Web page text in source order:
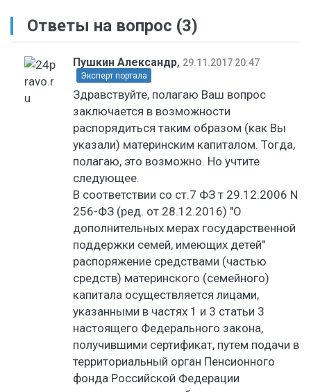
Ответы на вопрос (3)
Пушкин Александр, 29.11.2017 20:47
Эксперт портала
Здравствуйте, полагаю Ваш вопрос
заключается в возможности
распорядиться таким образом (как Вы
указали) материнским капиталом. Тогда,
полагаю, это возможно. Но учтите
следующее.
В соответствии со ст.7 ФЗ т 29.12.2006 N
256-ФЗ (ред. от 28.12.2016) "О
дополнительных мерах государственной
поддержки семей, имеющих детей"
распоряжение средствами (частью
средств) материнского (семейного)
капитала осуществляется лицами,
указанными в частях 1 и 3 статьи 3
настоящего Федерального закона,
получившими сертификат, путем подачи в
территориальный орган Пенсионного
фонда Российской Федерации